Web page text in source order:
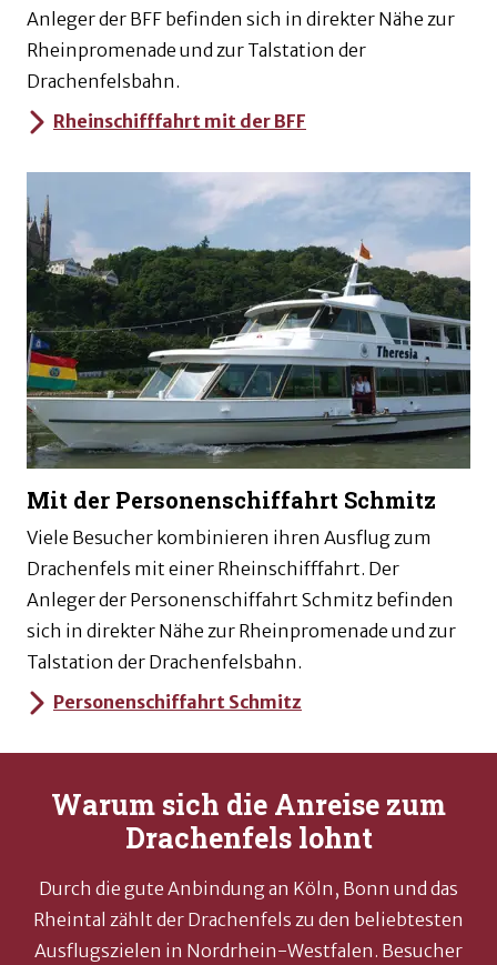
Anleger der BFF befinden sich in direkter Nähe zur
Rheinpromenade und zur Talstation der
Drachenfelsbahn.
Rheinschifffahrt mit der BFF
Mit der Personenschiffahrt Schmitz
Viele Besucher kombinieren ihren Ausflug zum
Drachenfels mit einer Rheinschifffahrt. Der
Anleger der Personenschiffahrt Schmitz befinden
sich in direkter Nähe zur Rheinpromenade und zur
Talstation der Drachenfelsbahn.
Personenschiffahrt Schmitz
Warum sich die Anreise zum
Drachenfels lohnt
Durch die gute Anbindung an Köln, Bonn und das
Rheintal zählt der Drachenfels zu den beliebtesten
Ausflugszielen in Nordrhein-Westfalen. Besucher